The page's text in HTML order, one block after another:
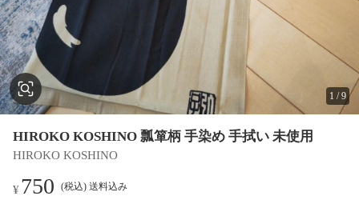
1 /9
HIROKO KOSHINO 瓢箪柄 手染め 手拭い 未使用
HIROKO KOSHINO
¥750 (税込) 送料込み